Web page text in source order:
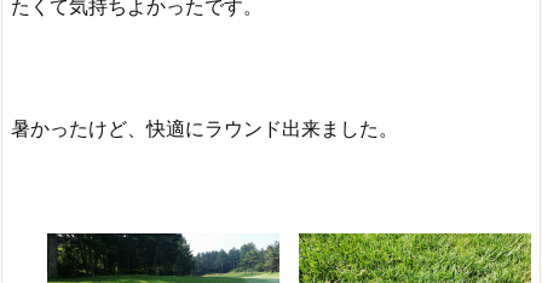
たくて気持ちよかったです。
暑かったけど、快適にラウンド出来ました。